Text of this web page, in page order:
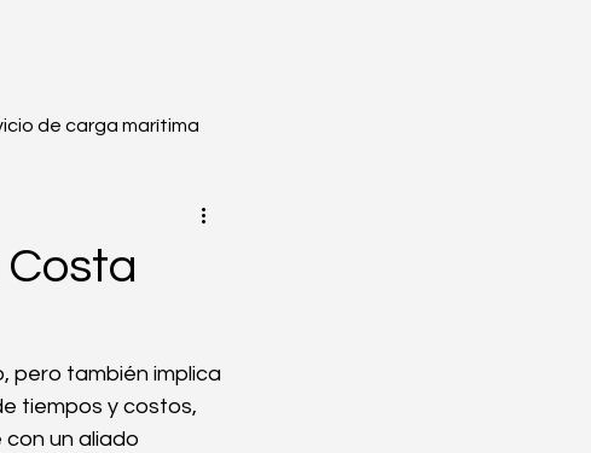
de carga marítima
Embalado
en Línea
pero también implica
tiempos y costos,
un aliado